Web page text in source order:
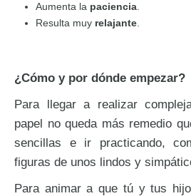
Aumenta la paciencia.
Resulta muy relajante.
¿Cómo y por dónde empezar?
Para llegar a realizar
papel no queda más remedio
sencillas e ir practicando,
figuras de unos lindos y
Para animar a que tú y tus